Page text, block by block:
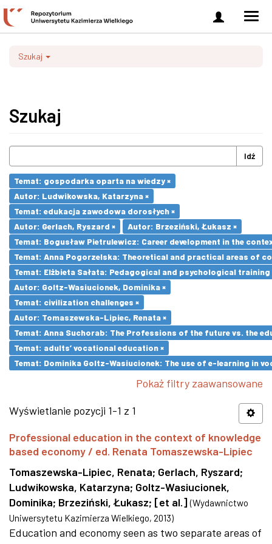
Zaloguj
się
Szukaj
Szukaj
Idź
Temat: gospodarka oparta na wiedzy ×
Autor: Ludwikowska, Katarzyna ×
Temat: edukacja zawodowa dorosłych ×
Autor: Gerlach, Ryszard ×
Autor: Brzeziński, Łukasz ×
Temat: Bogusław Pietrulewicz: Career development in the
Temat: Anna Pogorzelska: Theoretical and practical areas of
Temat: Elżbieta Sałata: Pedagogical and psychological
Autor: Goltz-Wasiucionek, Dominika ×
Temat: civilization challenges ×
Autor: Tomaszewska-Lipiec, Renata ×
Temat: Anna Suchorab: The Professions of the future vs. the
Temat: adults’ vocational education ×
Temat: Dominika Goltz-Wasiucionek: The use of e-learning in
Pokaż filtry zaawansowane
Wyświetlanie pozycji 1-1 z 1
Professional education in the context of knowledge
based economy / ed. Renata Tomaszewska-Lipiec
Tomaszewska-Lipiec, Renata; Gerlach, Ryszard;
Ludwikowska, Katarzyna; Goltz-Wasiucionek,
Dominika; Brzeziński, Łukasz; [et al.] (Wydawnictwo
Uniwersytetu Kazimierza Wielkiego, 2013)
Education and economy seen as two separate areas of